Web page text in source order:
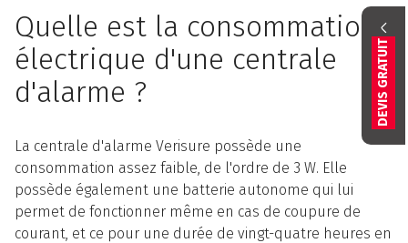
DEVIS GRATUIT
Quelle est la consommation
électrique d'une centrale
d'alarme ?
La centrale d'alarme Verisure possède une
consommation assez faible, de l'ordre de 3 W. Elle
possède également une batterie autonome qui lui
permet de fonctionner même en cas de coupure de
courant, et ce pour une durée de vingt-quatre heures en